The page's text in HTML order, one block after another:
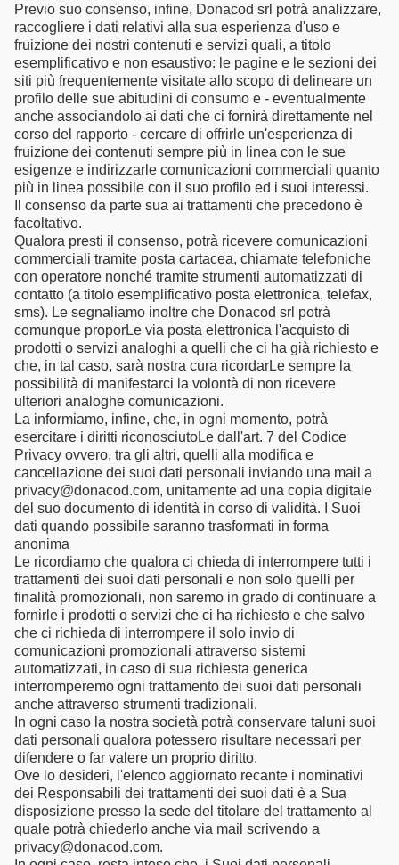
Previo suo consenso, infine, Donacod srl potrà analizzare,
raccogliere i dati relativi alla sua esperienza d'uso e
fruizione dei nostri contenuti e servizi quali, a titolo
esemplificativo e non esaustivo: le pagine e le sezioni dei
siti più frequentemente visitate allo scopo di delineare un
profilo delle sue abitudini di consumo e - eventualmente
anche associandolo ai dati che ci fornirà direttamente nel
corso del rapporto - cercare di offrirle un'esperienza di
fruizione dei contenuti sempre più in linea con le sue
esigenze e indirizzarle comunicazioni commerciali quanto
più in linea possibile con il suo profilo ed i suoi interessi.
Il consenso da parte sua ai trattamenti che precedono è
facoltativo.
Qualora presti il consenso, potrà ricevere comunicazioni
commerciali tramite posta cartacea, chiamate telefoniche
con operatore nonché tramite strumenti automatizzati di
contatto (a titolo esemplificativo posta elettronica, telefax,
sms). Le segnaliamo inoltre che Donacod srl potrà
comunque proporLe via posta elettronica l'acquisto di
prodotti o servizi analoghi a quelli che ci ha già richiesto e
che, in tal caso, sarà nostra cura ricordarLe sempre la
possibilità di manifestarci la volontà di non ricevere
ulteriori analoghe comunicazioni.
La informiamo, infine, che, in ogni momento, potrà
esercitare i diritti riconosciutoLe dall'art. 7 del Codice
Privacy ovvero, tra gli altri, quelli alla modifica e
cancellazione dei suoi dati personali inviando una mail a
privacy@donacod.com, unitamente ad una copia digitale
del suo documento di identità in corso di validità. I Suoi
dati quando possibile saranno trasformati in forma
anonima
Le ricordiamo che qualora ci chieda di interrompere tutti i
trattamenti dei suoi dati personali e non solo quelli per
finalità promozionali, non saremo in grado di continuare a
fornirle i prodotti o servizi che ci ha richiesto e che salvo
che ci richieda di interrompere il solo invio di
comunicazioni promozionali attraverso sistemi
automatizzati, in caso di sua richiesta generica
interromperemo ogni trattamento dei suoi dati personali
anche attraverso strumenti tradizionali.
In ogni caso la nostra società potrà conservare taluni suoi
dati personali qualora potessero risultare necessari per
difendere o far valere un proprio diritto.
Ove lo desideri, l'elenco aggiornato recante i nominativi
dei Responsabili dei trattamenti dei suoi dati è a Sua
disposizione presso la sede del titolare del trattamento al
quale potrà chiederlo anche via mail scrivendo a
privacy@donacod.com.